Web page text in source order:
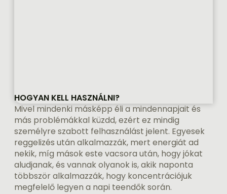
HOGYAN KELL HASZNÁLNI?
Mivel mindenki másképp éli a mindennapjait és
más problémákkal küzdd, ezért ez mindig
személyre szabott felhasználást jelent. Egyesek
reggelizés után alkalmazzák, mert energiát ad
nekik, míg mások este vacsora után, hogy jókat
aludjanak, és vannak olyanok is, akik naponta
többször alkalmazzák, hogy koncentrációjuk
megfelelő legyen a napi teendők során.